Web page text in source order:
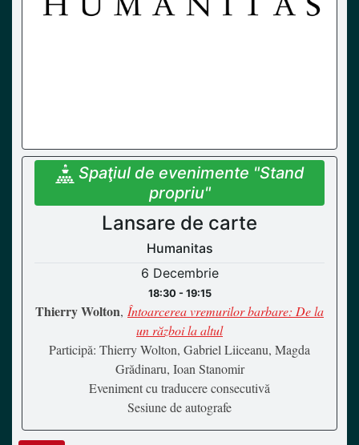
Spaţiul de evenimente "Stand
propriu"
Lansare de carte
Humanitas
6 Decembrie
18:30 - 19:15
Thierry Wolton, Întoarcerea vremurilor barbare: De la
un război la altul
Participă: Thierry Wolton, Gabriel Liiceanu, Magda
Grădinaru, Ioan Stanomir
Eveniment cu traducere consecutivă
Sesiune de autografe